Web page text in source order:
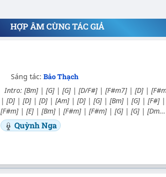
HỢP ÂM CÙNG TÁC GIẢ
Sáng tác: Bảo Thạch
Intro: [Bm] | [G] | [G] | [D/F#] | [F#m7] | [D] |
| [D] | [D] | [D] | [Am] | [D] | [G] | [Bm] | [G] | [F#]
[F#m] | [E] | [Bm] | [F#m] | [F#m] | [G] | [G] | [Dm...
Quỳnh Nga